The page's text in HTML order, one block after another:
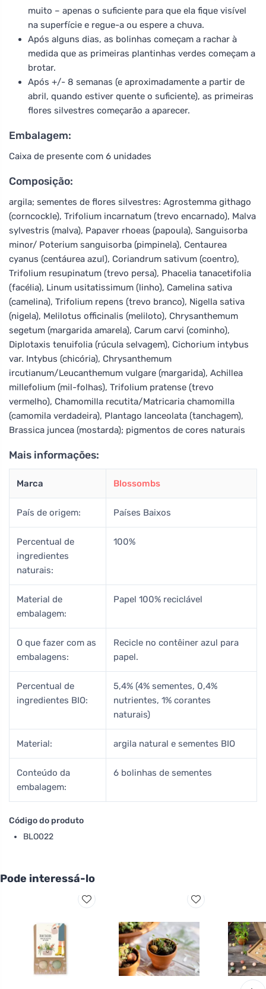
muito – apenas o suficiente para que ela fique visível
na superfície e regue-a ou espere a chuva.
Após alguns dias, as bolinhas começam a rachar à
medida que as primeiras plantinhas verdes começam a
brotar.
Após +/- 8 semanas (e aproximadamente a partir de
abril, quando estiver quente o suficiente), as primeiras
flores silvestres começarão a aparecer.
Embalagem:
Caixa de presente com 6 unidades
Composição:
argila; sementes de flores silvestres: Agrostemma githago
(corncockle), Trifolium incarnatum (trevo encarnado), Malva
sylvestris (malva), Papaver rhoeas (papoula), Sanguisorba
minor/ Poterium sanguisorba (pimpinela), Centaurea
cyanus (centáurea azul), Coriandrum sativum (coentro),
Trifolium resupinatum (trevo persa), Phacelia tanacetifolia
(facélia), Linum usitatissimum (linho), Camelina sativa
(camelina), Trifolium repens (trevo branco), Nigella sativa
(nigela), Melilotus officinalis (meliloto), Chrysanthemum
segetum (margarida amarela), Carum carvi (cominho),
Diplotaxis tenuifolia (rúcula selvagem), Cichorium intybus
var. Intybus (chicória), Chrysanthemum
ircutianum/Leucanthemum vulgare (margarida), Achillea
millefolium (mil-folhas), Trifolium pratense (trevo
vermelho), Chamomilla recutita/Matricaria chamomilla
(camomila verdadeira), Plantago lanceolata (tanchagem),
Brassica juncea (mostarda); pigmentos de cores naturais
Mais informações:
Marca Blossombs
País de origem: Países Baixos
Percentual de
ingredientes
naturais:
100%
Material de
embalagem:
Papel 100% reciclável
O que fazer com as
embalagens:
Recicle no contêiner azul para
papel.
Percentual de
ingredientes BIO:
5,4% (4% sementes, 0,4%
nutrientes, 1% corantes
naturais)
Material: argila natural e sementes BIO
Conteúdo da
embalagem:
6 bolinhas de sementes
Código do produto
BLO022
Pode interessá-lo